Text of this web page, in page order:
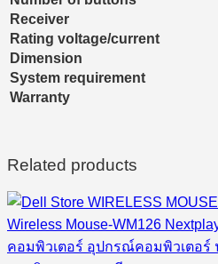
Receiver
Rating voltage/current
Dimension
System requirement
Warranty
Related products